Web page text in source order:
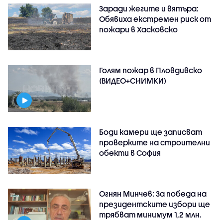
Заради жегите и вятъра:
Обявиха екстремен риск от
пожари в Хасковско
Голям пожар в Пловдивско
(ВИДЕО+СНИМКИ)
Боди камери ще записват
проверките на строителни
обекти в София
Огнян Минчев: За победа на
президентските избори ще
трябват минимум 1,2 млн.